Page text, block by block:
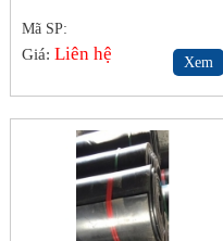
Mã SP:
Giá:Liên hệ Xem